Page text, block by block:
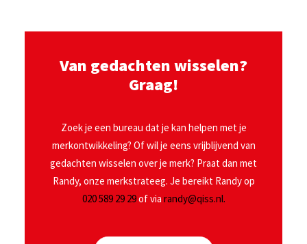
Van gedachten wisselen?
Graag!
Zoek je een bureau dat je kan helpen met je
merkontwikkeling? Of wil je eens vrijblijvend van
gedachten wisselen over je merk? Praat dan met
Randy, onze merkstrateeg. Je bereikt Randy op
020 589 29 29of via randy@qiss.nl.